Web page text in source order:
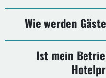
Wie werden
Ist mein